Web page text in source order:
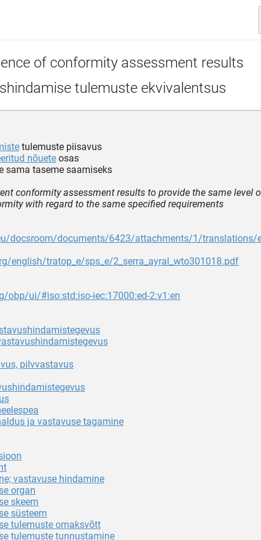
of conformity assessment results
tulemuste ekvivalentsus
tulemuste piisavus
nõuete osas
sama taseme saamiseks
conformity assessment results to provide the same level
with regard to the same specified requirements
docsroom/documents/6423/attachments/1/translations/
english/tratop_e/sps_e/2_serra_ayral_wto301018.pdf
obp/ui/#iso:std:iso-iec:17000:ed-2:v1:en
pilvvastavus
ja vastavuse tagamine
vastavuse hindamine
organ
skeem
süsteem
tulemuste omaksvõtt
tulemuste tunnustamine